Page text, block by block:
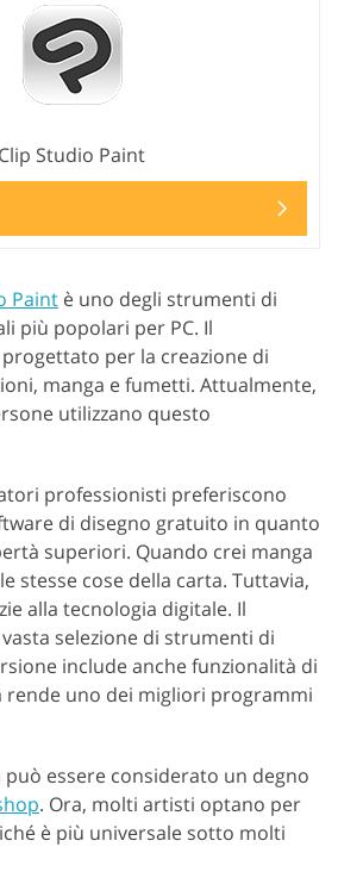
Clip Studio Paint
Paint è uno degli strumenti di
più popolari per PC. Il
per la creazione di
manga e fumetti. Attualmente,
utilizzano questo
professionisti preferiscono
di disegno gratuito in quanto
superiori. Quando crei manga
stesse cose della carta. Tuttavia,
alla tecnologia digitale. Il
selezione di strumenti di
include anche funzionalità di
rende uno dei migliori programmi
essere considerato un degno
. Ora, molti artisti optano per
è più universale sotto molti